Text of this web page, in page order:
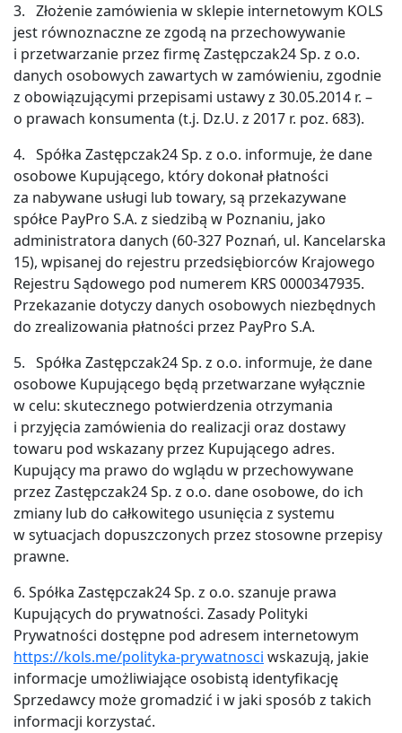
3. Złożenie zamówienia w sklepie internetowym KOLS
jest równoznaczne ze zgodą na przechowywanie
i przetwarzanie przez firmę Zastępczak24 Sp. z o.o.
danych osobowych zawartych w zamówieniu, zgodnie
z obowiązującymi przepisami ustawy z 30.05.2014 r. –
o prawach konsumenta (t.j. Dz.U. z 2017 r. poz. 683).
4. Spółka Zastępczak24 Sp. z o.o. informuje, że dane
osobowe Kupującego, który dokonał płatności
za nabywane usługi lub towary, są przekazywane
spółce PayPro S.A. z siedzibą w Poznaniu, jako
administratora danych (60-327 Poznań, ul. Kancelarska
15), wpisanej do rejestru przedsiębiorców Krajowego
Rejestru Sądowego pod numerem KRS 0000347935.
Przekazanie dotyczy danych osobowych niezbędnych
do zrealizowania płatności przez PayPro S.A.
5. Spółka Zastępczak24 Sp. z o.o. informuje, że dane
osobowe Kupującego będą przetwarzane wyłącznie
w celu: skutecznego potwierdzenia otrzymania
i przyjęcia zamówienia do realizacji oraz dostawy
towaru pod wskazany przez Kupującego adres.
Kupujący ma prawo do wglądu w przechowywane
przez Zastępczak24 Sp. z o.o. dane osobowe, do ich
zmiany lub do całkowitego usunięcia z systemu
w sytuacjach dopuszczonych przez stosowne przepisy
prawne.
6. Spółka Zastępczak24 Sp. z o.o. szanuje prawa
Kupujących do prywatności. Zasady Polityki
Prywatności dostępne pod adresem internetowym
https://kols.me/polityka-prywatnosci wskazują, jakie
informacje umożliwiające osobistą identyfikację
Sprzedawcy może gromadzić i w jaki sposób z takich
informacji korzystać.